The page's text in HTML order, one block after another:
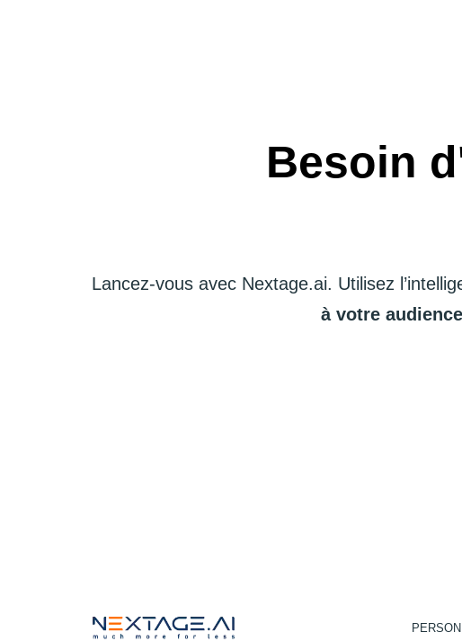
Besoin
Lancez-vous avec Nextage.ai. Utilisez
à votre audience